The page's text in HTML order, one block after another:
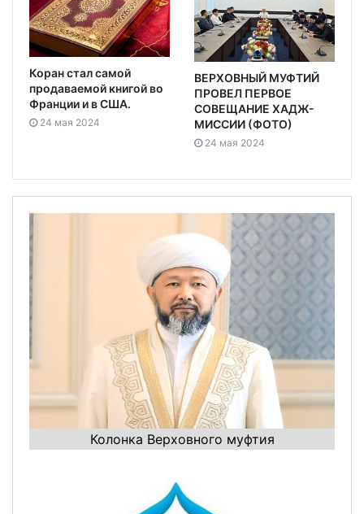
Коран стал самой
продаваемой книгой во
Франции и в США.
24 мая 2024
ВЕРХОВНЫЙ МУФТИЙ
ПРОВЕЛ ПЕРВОЕ
СОВЕЩАНИЕ ХАДЖ-
МИССИИ (ФОТО)
24 мая 2024
Колонка Верховного муфтия